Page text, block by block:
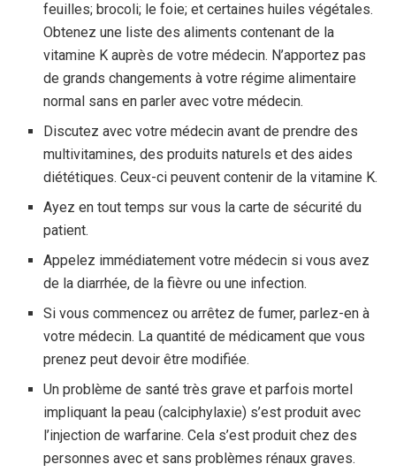
feuilles; brocoli; le foie; et certaines huiles végétales.
Obtenez une liste des aliments contenant de la
vitamine K auprès de votre médecin. N’apportez pas
de grands changements à votre régime alimentaire
normal sans en parler avec votre médecin.
Discutez avec votre médecin avant de prendre des
multivitamines, des produits naturels et des aides
diététiques. Ceux-ci peuvent contenir de la vitamine K.
Ayez en tout temps sur vous la carte de sécurité du
patient.
Appelez immédiatement votre médecin si vous avez
de la diarrhée, de la fièvre ou une infection.
Si vous commencez ou arrêtez de fumer, parlez-en à
votre médecin. La quantité de médicament que vous
prenez peut devoir être modifiée.
Un problème de santé très grave et parfois mortel
impliquant la peau (calciphylaxie) s’est produit avec
l’injection de warfarine. Cela s’est produit chez des
personnes avec et sans problèmes rénaux graves.